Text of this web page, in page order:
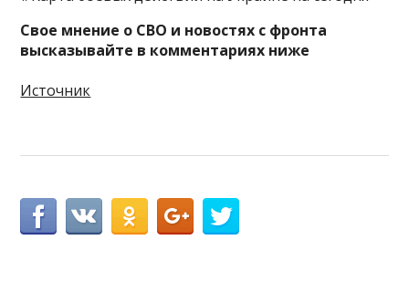
Свое мнение о СВО и новостях с фронта
высказывайте в комментариях ниже
Источник